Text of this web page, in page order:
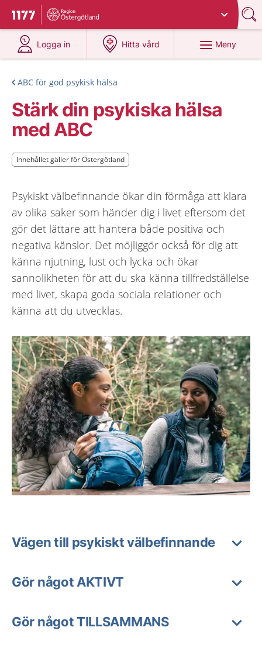
Till startsidan för 1177
Du har valt region
Logga in
på 1177.se
Hitta vård
på 1177.se
Meny
ABC för god psykisk hälsa
Stärk din psykiska hälsa
med ABC
Innehållet gäller för Östergötland
Innehållet gäller för Östergötland
Psykiskt välbefinnande ökar din förmåga att klara
av olika saker som händer dig i livet eftersom det
gör det lättare att hantera både positiva och
negativa känslor. Det möjliggör också för dig att
känna njutning, lust och lycka och ökar
sannolikheten för att du ska känna tillfredställelse
med livet, skapa goda sociala relationer och
känna att du utvecklas.
Vägen till psykiskt välbefinnande
Gör något AKTIVT
Gör något TILLSAMMANS